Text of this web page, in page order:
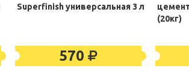
Superfinish универсальная 3 л
570
(20кг)